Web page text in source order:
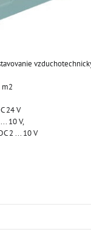
m2
24 V
10 V,
2 ... 10 V